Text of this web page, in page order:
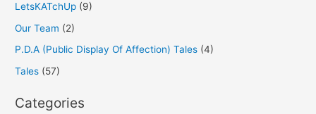
LetsKATchUp (9)
Our Team (2)
P.D.A (Public Display Of Affection) Tales (4)
Tales (57)
Categories